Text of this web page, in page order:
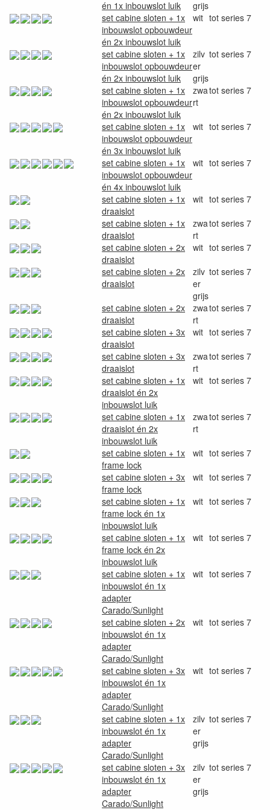
én 1x inbouwslot luik
grijs
set cabine sloten + 1x
inbouwslot opbouwdeur
én 2x inbouwslot luik
wit tot series 7
set cabine sloten + 1x
inbouwslot opbouwdeur
én 2x inbouwslot luik
zilv
er
grijs
tot series 7
set cabine sloten + 1x
inbouwslot opbouwdeur
én 2x inbouwslot luik
zwa
rt
tot series 7
set cabine sloten + 1x
inbouwslot opbouwdeur
én 3x inbouwslot luik
wit tot series 7
set cabine sloten + 1x
inbouwslot opbouwdeur
én 4x inbouwslot luik
wit tot series 7
set cabine sloten + 1x
draaislot
wit tot series 7
set cabine sloten + 1x
draaislot
zwa
rt
tot series 7
set cabine sloten + 2x
draaislot
wit tot series 7
set cabine sloten + 2x
draaislot
zilv
er
grijs
tot series 7
set cabine sloten + 2x
draaislot
zwa
rt
tot series 7
set cabine sloten + 3x
draaislot
wit tot series 7
set cabine sloten + 3x
draaislot
zwa
rt
tot series 7
set cabine sloten + 1x
draaislot én 2x
inbouwslot luik
wit tot series 7
set cabine sloten + 1x
draaislot én 2x
inbouwslot luik
zwa
rt
tot series 7
set cabine sloten + 1x
frame lock
wit tot series 7
set cabine sloten + 3x
frame lock
wit tot series 7
set cabine sloten + 1x
frame lock én 1x
inbouwslot luik
wit tot series 7
set cabine sloten + 1x
frame lock én 2x
inbouwslot luik
wit tot series 7
set cabine sloten + 1x
inbouwslot én 1x
adapter
Carado/Sunlight
wit tot series 7
set cabine sloten + 2x
inbouwslot én 1x
adapter
Carado/Sunlight
wit tot series 7
set cabine sloten + 3x
inbouwslot én 1x
adapter
Carado/Sunlight
wit tot series 7
set cabine sloten + 1x
inbouwslot én 1x
adapter
Carado/Sunlight
zilv
er
grijs
tot series 7
set cabine sloten + 3x
inbouwslot én 1x
adapter
Carado/Sunlight
zilv
er
grijs
tot series 7